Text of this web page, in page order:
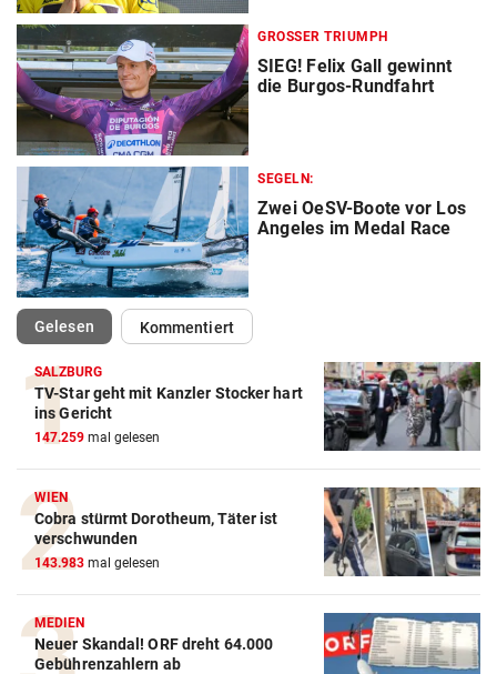
GROSSER TRIUMPH
SIEG! Felix Gall gewinnt
die Burgos-Rundfahrt
SEGELN:
Zwei OeSV-Boote vor Los
Angeles im Medal Race
Gelesen(ausgewählt)Kommentiert
SALZBURG
TV-Star geht mit Kanzler Stocker hart
ins Gericht
147.259 mal gelesen
WIEN
Cobra stürmt Dorotheum, Täter ist
verschwunden
143.983 mal gelesen
MEDIEN
Neuer Skandal! ORF dreht 64.000
Gebührenzahlern ab
Action-Cam Vergleich
ZUM VERGLEICH
Crosstrainer Vergleich
ZUM VERGLEICH
E-Bike Vergleich
ZUM VERGLEICH
Elektro-Scooter Vergleich